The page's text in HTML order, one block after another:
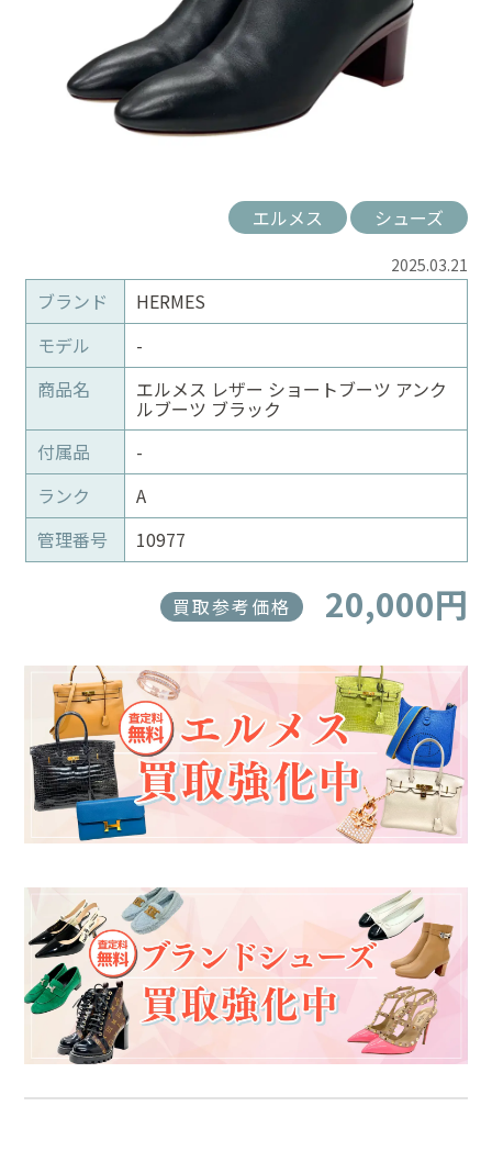
エルメス シューズ
2025.03.21
ブランド
HERMES
モデル
-
商品名
エルメス レザー ショートブーツ アンク
ルブーツ ブラック
付属品
-
ランク
A
管理番号
10977
買取参考価格 20,000円